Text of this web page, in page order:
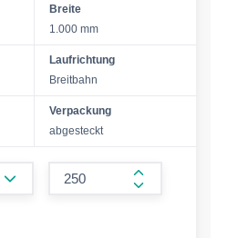
Breite
1.000 mm
Laufrichtung
Breitbahn
Verpackung
abgesteckt
form.increase-